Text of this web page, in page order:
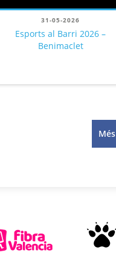
31-05-2026
Esports al Barri 2026 –
Benimaclet
Més